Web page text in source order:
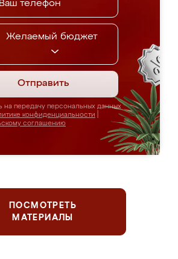
Желаемый бюджет
Отправить
на передачу персональных данных
конфиденциальности
соглашению
ПОСМОТРЕТЬ
МАТЕРИАЛЫ